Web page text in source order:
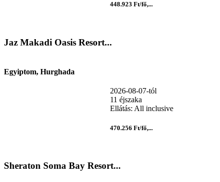
448.923 Ft/fő,...
Jaz Makadi Oasis Resort...
Egyiptom, Hurghada
2026-08-07-tól
11 éjszaka
Ellátás: All inclusive
470.256 Ft/fő,...
Sheraton Soma Bay Resort...